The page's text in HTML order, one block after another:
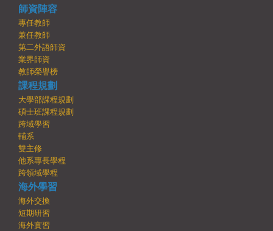
師資陣容
專任教師
兼任教師
第二外語師資
業界師資
教師榮譽榜
課程規劃
大學部課程規劃
碩士班課程規劃
跨域學習
輔系
雙主修
他系專長學程
跨領域學程
海外學習
海外交換
短期研習
海外實習